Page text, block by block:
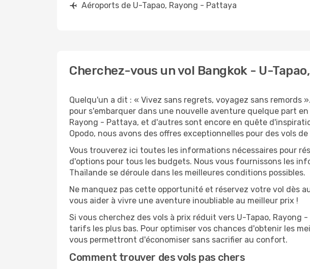
Aéroports de U-Tapao, Rayong - Pattaya
Cherchez-vous un vol Bangkok - U-
Quelqu'un a dit : « Vivez sans regrets, voyagez sans
pour s'embarquer dans une nouvelle aventure quelque part
Rayong - Pattaya, et d'autres sont encore en quête
Opodo, nous avons des offres exceptionnelles pour des vols
Vous trouverez ici toutes les informations nécessaires pour
d'options pour tous les budgets. Nous vous fournissons les
Thaïlande se déroule dans les meilleures conditions possibles.
Ne manquez pas cette opportunité et réservez votre vol dès
vous aider à vivre une aventure inoubliable au meilleur prix !
Si vous cherchez des vols à prix réduit vers U-Tapao, Rayong
tarifs les plus bas. Pour optimiser vos chances d'obtenir les
vous permettront d'économiser sans sacrifier au confort.
Comment trouver des vols pas chers